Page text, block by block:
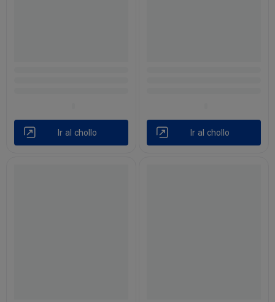
Ir al chollo Ir al chollo